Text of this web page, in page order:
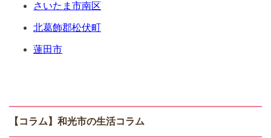
さいたま市南区
北葛飾郡松伏町
蓮田市
【コラム】和光市の生活コラム